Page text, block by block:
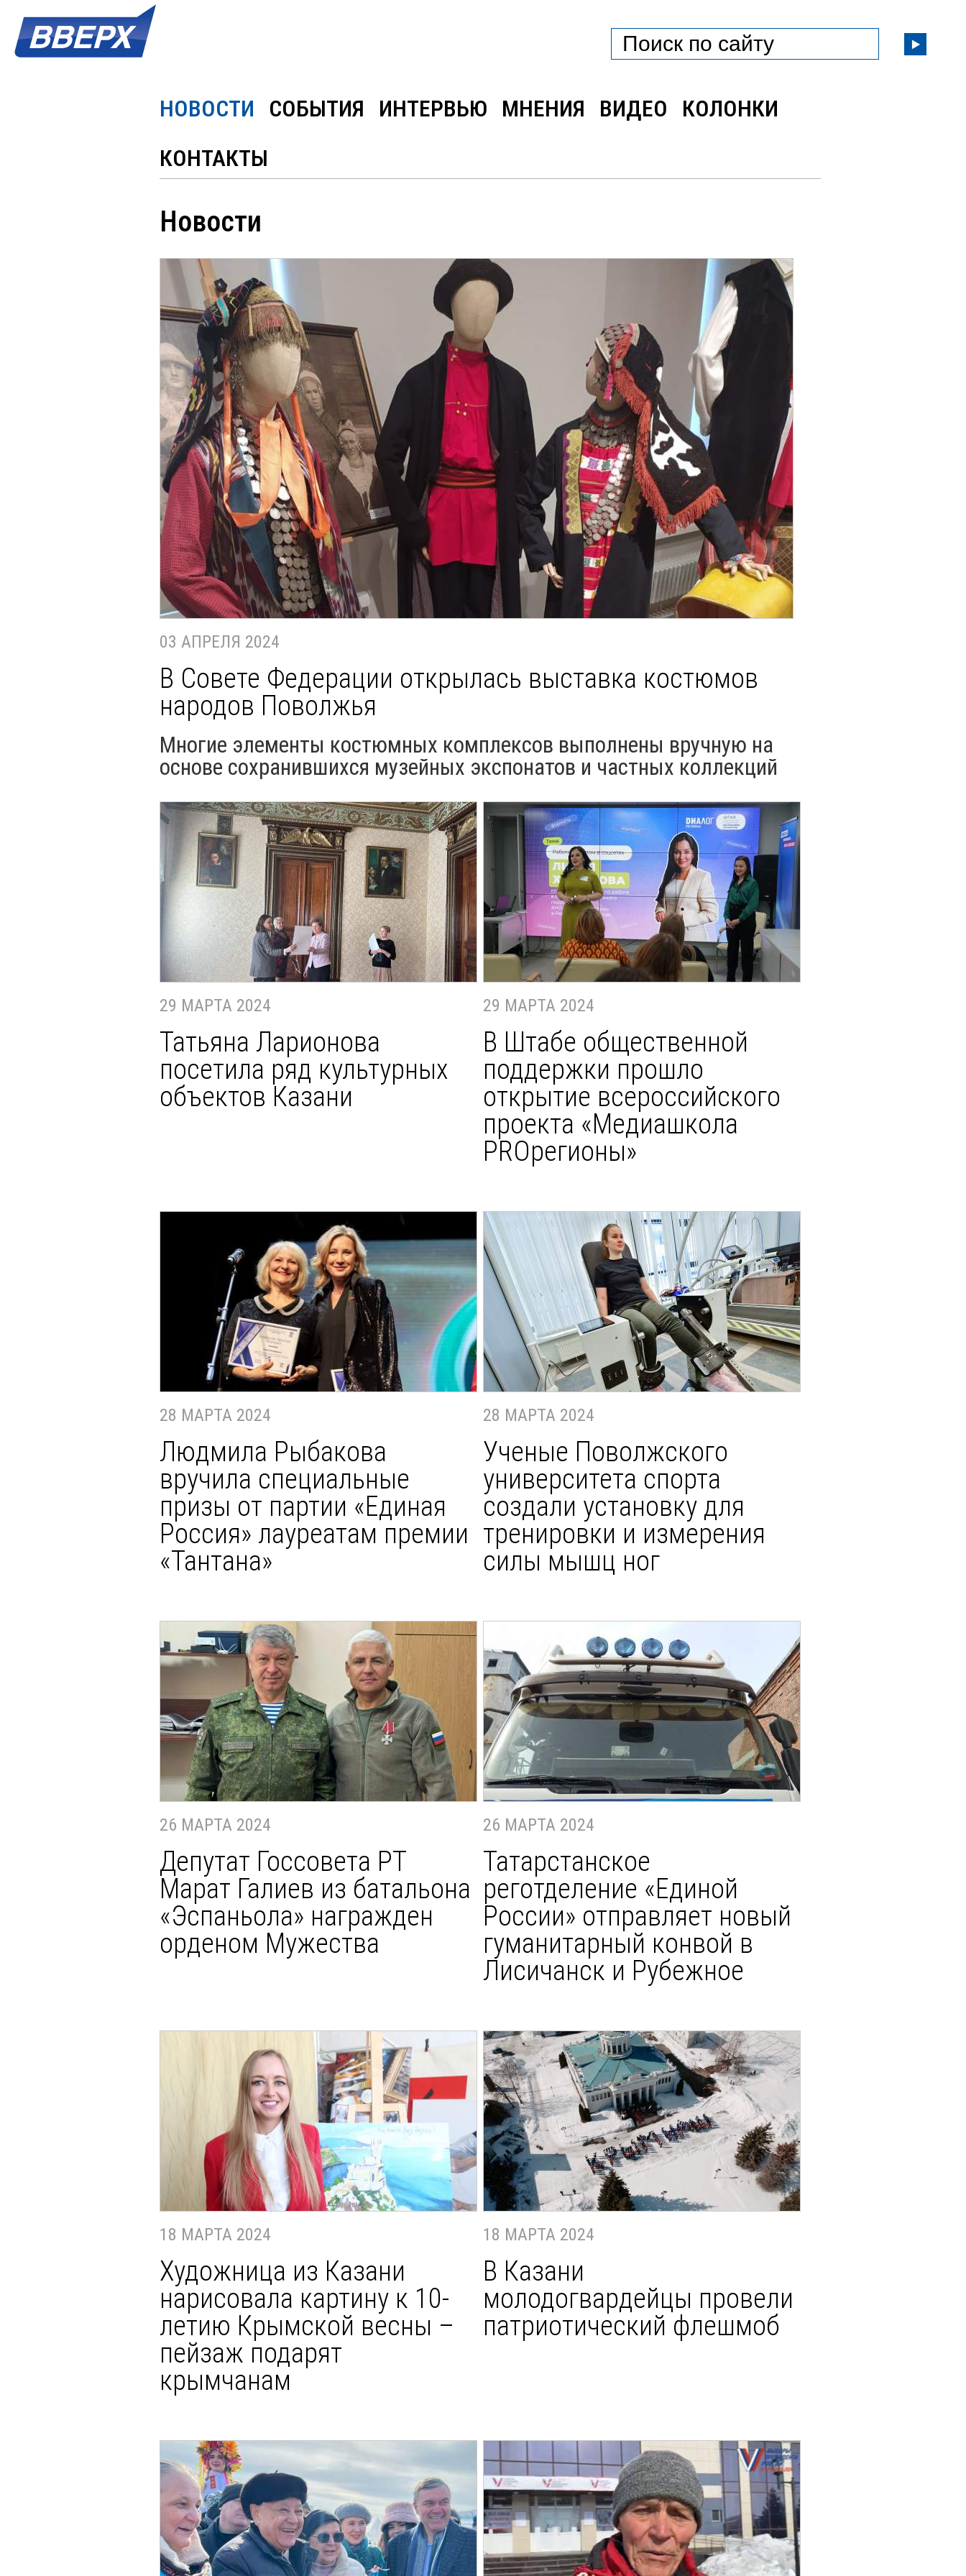
НОВОСТИ СОБЫТИЯ ИНТЕРВЬЮ МНЕНИЯ ВИДЕО
КОЛОНКИ
КОНТАКТЫ
Новости
03 АПРЕЛЯ 2024
В Совете Федерации открылась выставка костюмов
народов Поволжья
Многие элементы костюмных комплексов выполнены вручную на
основе сохранившихся музейных экспонатов и частных коллекций
29 МАРТА 2024
Татьяна Ларионова
посетила ряд культурных
объектов Казани
29 МАРТА 2024
В Штабе общественной
поддержки прошло
открытие всероссийского
проекта «Медиашкола
PROрегионы»
28 МАРТА 2024
Людмила Рыбакова
вручила специальные
призы от партии «Единая
Россия» лауреатам премии
«Тантана»
28 МАРТА 2024
Ученые Поволжского
университета спорта
создали установку для
тренировки и измерения
силы мышц ног
26 МАРТА 2024
Депутат Госсовета РТ
Марат Галиев из батальона
«Эспаньола» награжден
орденом Мужества
26 МАРТА 2024
Татарстанское
реготделение «Единой
России» отправляет новый
гуманитарный конвой в
Лисичанск и Рубежное
18 МАРТА 2024
Художница из Казани
нарисовала картину к 10-
летию Крымской весны –
пейзаж подарят
крымчанам
18 МАРТА 2024
В Казани
молодогвардейцы провели
патриотический флешмоб